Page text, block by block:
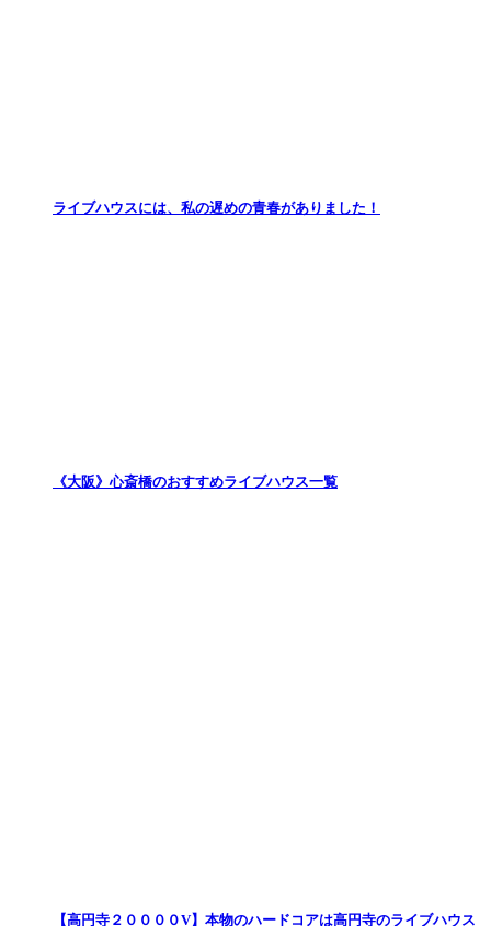
ライブハウスには、私の遅めの青春がありました！
《大阪》心斎橋のおすすめライブハウス一覧
【高円寺２００００V】本物のハードコアは高円寺のライブハウス